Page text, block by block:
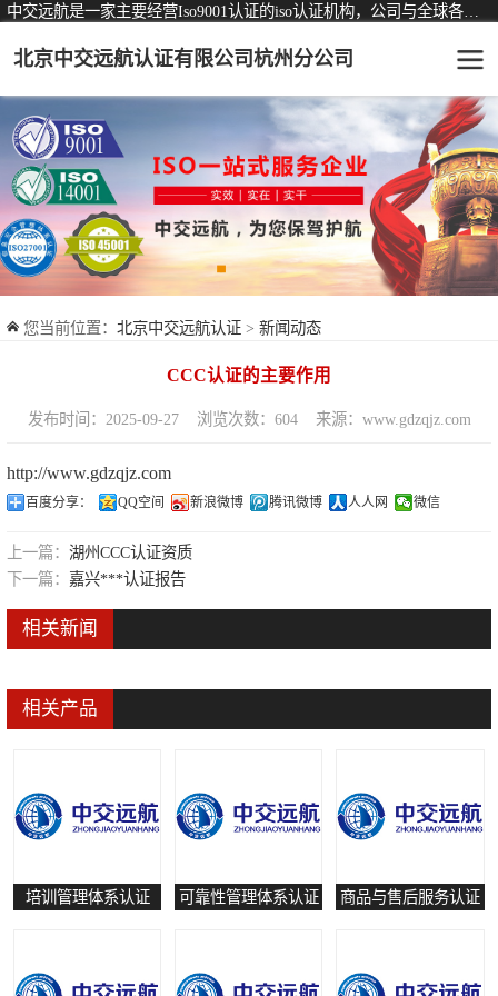
北京中交远航认证有限公司杭州分公司
您当前位置： 北京中交远航认证 > 新闻动态
CCC认证的主要作用
发布时间：2025-09-27 浏览次数：604 来源：www.gdzqjz.com
http://www.gdzqjz.com
百度分享： QQ空间 新浪微博 腾讯微博 人人网 微信
上一篇： 湖州CCC认证资质
下一篇： 嘉兴***认证报告
相关新闻
相关产品
培训管理体系认证 可靠性管理体系认证 商品与售后服务认证
认证服务 可从事认证业务一览表
ISO9001质量管理体系认证
ISO14001环境管理体系认证
ISO45001职业健康安全管理体系认证
交通运输服务认证
ISO27001信息安全管理体系认证